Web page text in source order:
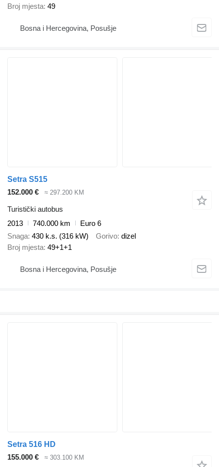
Broj mjesta 49
Bosna i Hercegovina, Posušje
Setra S515
152.000 €
≈ 297.200 KM
Turistički autobus
2013
740.000 km
Euro 6
Snaga 430 k.s. (316 kW) Gorivo dizel
Broj mjesta 49+1+1
Bosna i Hercegovina, Posušje
Setra 516 HD
155.000 €
≈ 303.100 KM